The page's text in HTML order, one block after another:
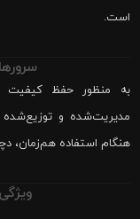
است.
به منظور حفظ کیفیت
مدیریت‌شده و توزیع‌شده
هنگام استفاده هم‌زمان،